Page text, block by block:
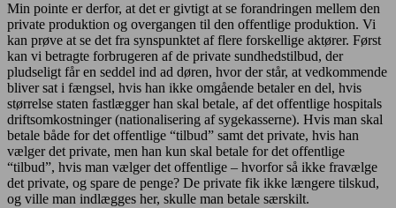
Min pointe er derfor, at det er givtigt at se forandringen mellem den
private produktion og overgangen til den offentlige produktion. Vi
kan prøve at se det fra synspunktet af flere forskellige aktører. Først
kan vi betragte forbrugeren af de private sundhedstilbud, der
pludseligt får en seddel ind ad døren, hvor der står, at vedkommende
bliver sat i fængsel, hvis han ikke omgående betaler en del, hvis
størrelse staten fastlægger han skal betale, af det offentlige hospitals
driftsomkostninger (nationalisering af sygekasserne). Hvis man skal
betale både for det offentlige “tilbud” samt det private, hvis han
vælger det private, men han kun skal betale for det offentlige
“tilbud”, hvis man vælger det offentlige – hvorfor så ikke fravælge
det private, og spare de penge? De private fik ikke længere tilskud,
og ville man indlægges her, skulle man betale særskilt.